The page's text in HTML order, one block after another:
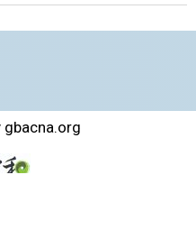
gbacna.org